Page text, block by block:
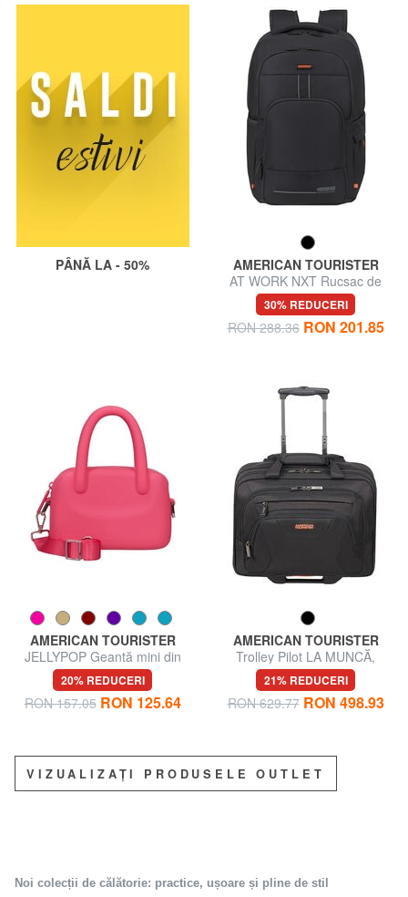
PÂNĂ LA - 50%
AMERICAN TOURISTER
AT WORK NXT Rucsac de
călătorie, suport pentru laptop
de 17,3"
30% REDUCERI
RON 288.36 RON 201.85
AMERICAN TOURISTER
JELLYPOP Geantă mini din
silicon, cu curea de umăr
20% REDUCERI
RON 157.05 RON 125.64
AMERICAN TOURISTER
Trolley Pilot LA MUNCĂ,
tabletă și computer 15,6 "
21% REDUCERI
RON 629.77 RON 498.93
VIZUALIZAȚI PRODUSELE OUTLET
Noi colecții de călătorie: practice, ușoare și pline de stil